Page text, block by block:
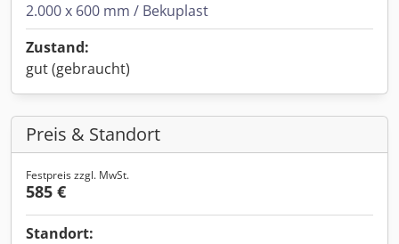
2.000 x 600 mm / Bekuplast
Zustand:
gut (gebraucht)
Preis & Standort
Festpreis zzgl. MwSt.
585 €
Standort: